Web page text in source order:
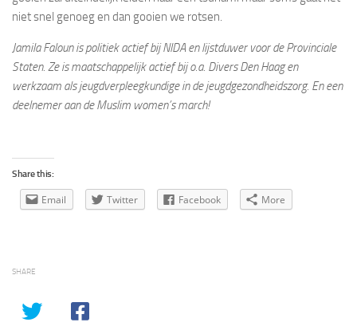
niet snel genoeg en dan gooien we rotsen.
Jamila Faloun is politiek actief bij NIDA en lijstduwer voor de Provinciale
Staten. Ze is maatschappelijk actief bij o.a. Divers Den Haag en
werkzaam als jeugdverpleegkundige in de jeugdgezondheidszorg. En een
deelnemer aan de Muslim women’s march!
Share this:
Email Twitter Facebook More
SHARE